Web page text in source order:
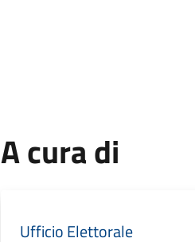
A cura di
Ufficio Elettorale